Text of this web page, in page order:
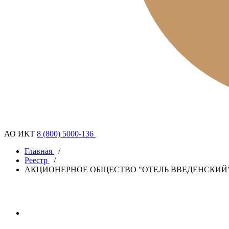
АО ИКТ 8 (800) 5000-136
Главная
/
Реестр
/
АКЦИОНЕРНОЕ ОБЩЕСТВО "ОТЕЛЬ